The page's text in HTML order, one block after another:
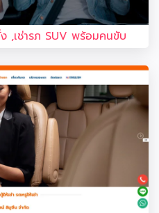
,เช่ารภ SUV พร้อมคนขับ